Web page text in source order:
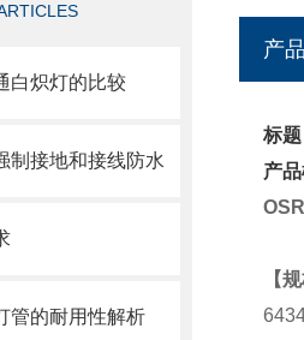
白炽灯的比较
制接地和接线防水
管的耐用性解析
产
标
产
【